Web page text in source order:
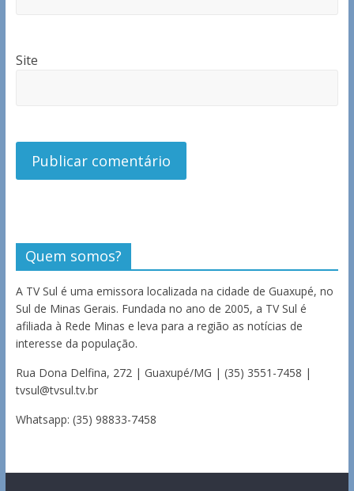
Site
Quem somos?
A TV Sul é uma emissora localizada na cidade de Guaxupé, no
Sul de Minas Gerais. Fundada no ano de 2005, a TV Sul é
afiliada à Rede Minas e leva para a região as notícias de
interesse da população.
Rua Dona Delfina, 272 | Guaxupé/MG | (35) 3551-7458 |
tvsul@tvsul.tv.br
Whatsapp: (35) 98833-7458